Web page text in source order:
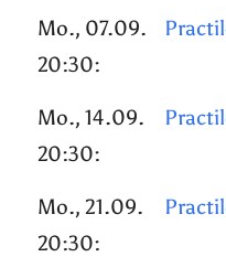
Mo., 07.09.
20:30:
Mo., 14.09.
20:30:
Mo., 21.09.
20:30: